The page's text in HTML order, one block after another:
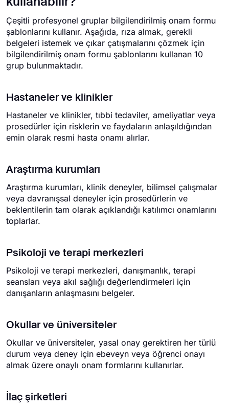
Çeşitli profesyonel gruplar bilgilendirilmiş onam formu
şablonlarını kullanır. Aşağıda, rıza almak, gerekli
belgeleri istemek ve çıkar çatışmalarını çözmek için
bilgilendirilmiş onam formu şablonlarını kullanan 10
grup bulunmaktadır.
Hastaneler ve klinikler
Hastaneler ve klinikler, tıbbi tedaviler, ameliyatlar veya
prosedürler için risklerin ve faydaların anlaşıldığından
emin olarak resmi hasta onamı alırlar.
Araştırma kurumları
Araştırma kurumları, klinik deneyler, bilimsel çalışmalar
veya davranışsal deneyler için prosedürlerin ve
beklentilerin tam olarak açıklandığı katılımcı onamlarını
toplarlar.
Psikoloji ve terapi merkezleri
Psikoloji ve terapi merkezleri, danışmanlık, terapi
seansları veya akıl sağlığı değerlendirmeleri için
danışanların anlaşmasını belgeler.
Okullar ve üniversiteler
Okullar ve üniversiteler, yasal onay gerektiren her türlü
durum veya deney için ebeveyn veya öğrenci onayı
almak üzere onaylı onam formlarını kullanırlar.
İlaç şirketleri